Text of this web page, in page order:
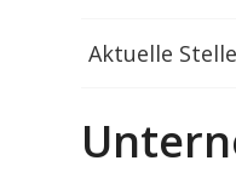
Aktuelle